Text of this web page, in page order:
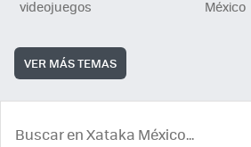
videojuegos
México
VER MÁS TEMAS